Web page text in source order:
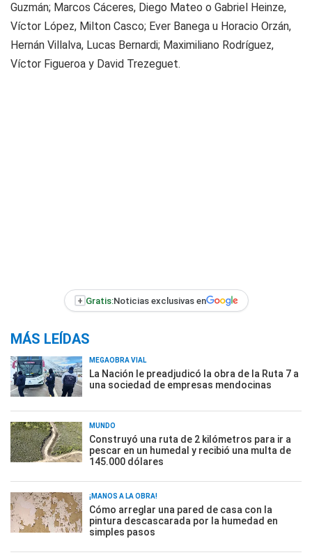
Guzmán; Marcos Cáceres, Diego Mateo o Gabriel Heinze,
Víctor López, Milton Casco; Ever Banega u Horacio Orzán,
Hernán Villalva, Lucas Bernardi; Maximiliano Rodríguez,
Víctor Figueroa y David Trezeguet.
+ Gratis:Noticias exclusivas en
MÁS LEÍDAS
MEGAOBRA VIAL
La Nación le preadjudicó la obra de la Ruta 7 a
una sociedad de empresas mendocinas
MUNDO
Construyó una ruta de 2 kilómetros para ir a
pescar en un humedal y recibió una multa de
145.000 dólares
¡MANOS A LA OBRA!
Cómo arreglar una pared de casa con la
pintura descascarada por la humedad en
simples pasos